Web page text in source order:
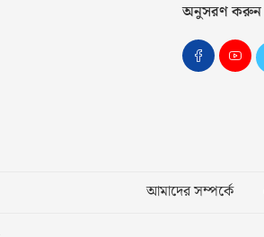
অনুসরণ করুন
আমাদের সম্পর্কে